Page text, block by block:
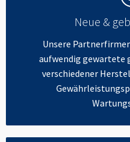
Neue &
Unsere
aufwendig gewartete
verschiedener